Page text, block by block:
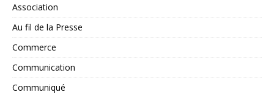
Association
Au fil de la Presse
Commerce
Communication
Communiqué